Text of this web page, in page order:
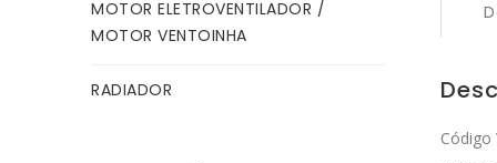
Código
MOTOR ELETROVENTILADOR /
MOTOR VENTOINHA
RADIADOR